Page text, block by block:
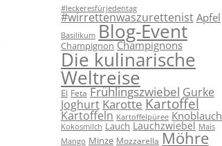
#leckeresfürjedentag
#wirrettenwaszurettenist Apfel
Basilikum Blog-Event
Champignon Champignons
Die kulinarische
Weltreise
Ei Feta Frühlingszwiebel Gurke
Joghurt Karotte Kartoffel
Kartoffeln Kartoffelpüree Knoblauch
Kokosmilch Lauch Lauchzwiebel Mais
Mango Minze Mozzarella Möhre